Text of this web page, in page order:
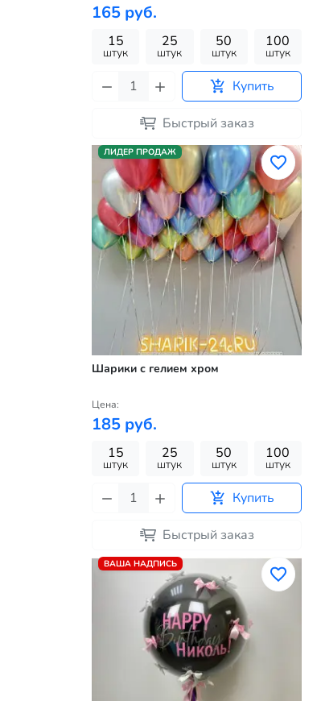
165 руб.
15
штук
25
штук
50
штук
100
штук
Купить
Быстрый заказ
ЛИДЕР ПРОДАЖ
Шарики с гелием хром
Цена:
185 руб.
15
штук
25
штук
50
штук
100
штук
Купить
Быстрый заказ
ВАША НАДПИСЬ